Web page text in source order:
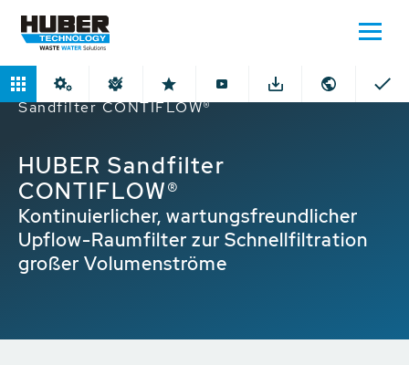
Home Produkte Sandfilter
HUBER
Sandfilter CONTIFLOW®
HUBER Sandfilter
CONTIFLOW®
Kontinuierlicher, wartungsfreundlicher
Upflow-Raumfilter zur Schnellfiltration
großer Volumenströme